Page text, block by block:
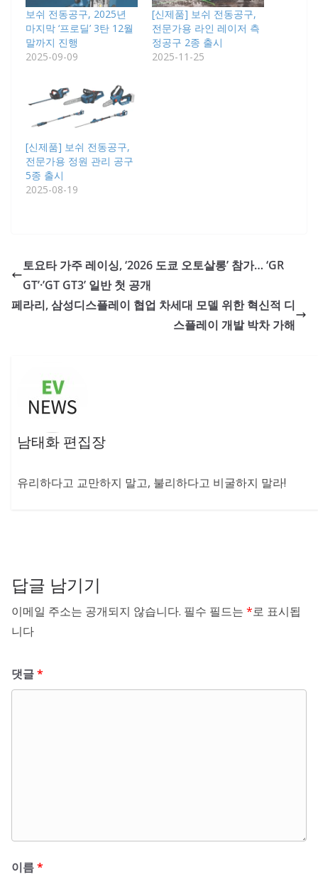
보쉬 전동공구, 2025년
마지막 ‘프로딜’ 3탄 12월
말까지 진행
2025-09-09
[신제품] 보쉬 전동공구,
전문가용 라인 레이저 측
정공구 2종 출시
2025-11-25
[신제품] 보쉬 전동공구,
전문가용 정원 관리 공구
5종 출시
2025-08-19
토요타 가주 레이싱, ‘2026 도쿄 오토살롱’ 참가… ‘GR
GT’·’GT GT3’ 일반 첫 공개
페라리, 삼성디스플레이 협업 차세대 모델 위한 혁신적 디
스플레이 개발 박차 가해
남태화 편집장
유리하다고 교만하지 말고, 불리하다고 비굴하지 말라!
답글 남기기
이메일 주소는 공개되지 않습니다. 필수 필드는 *로 표시됩
니다
댓글*
이름*